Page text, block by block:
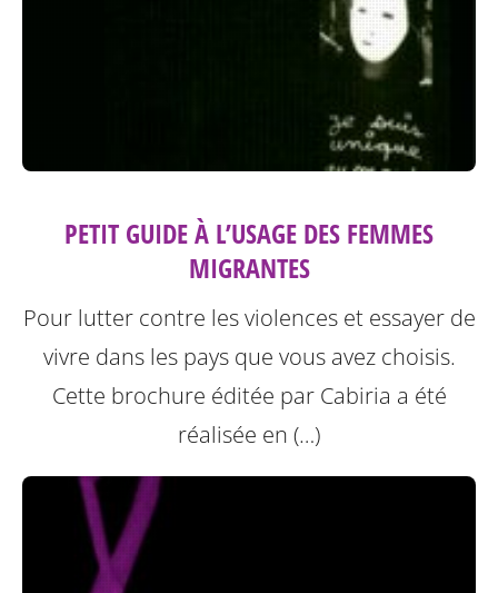
PETIT GUIDE À L’USAGE DES FEMMES
MIGRANTES
Pour lutter contre les violences et essayer de
vivre dans les pays que vous avez choisis.
Cette brochure éditée par Cabiria a été
réalisée en (…)